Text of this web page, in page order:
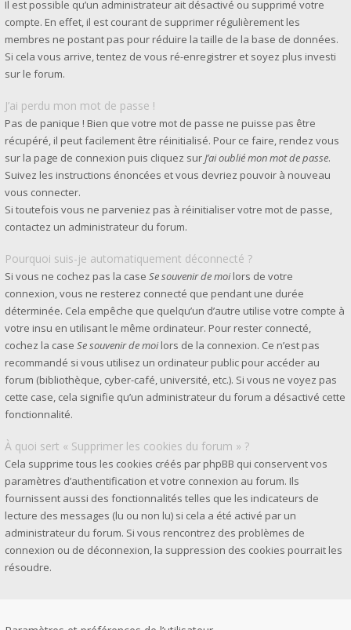
Il est possible qu’un administrateur ait désactivé ou supprimé votre
compte. En effet, il est courant de supprimer régulièrement les
membres ne postant pas pour réduire la taille de la base de données.
Si cela vous arrive, tentez de vous ré-enregistrer et soyez plus investi
sur le forum.
J’ai perdu mon mot de passe !
Pas de panique ! Bien que votre mot de passe ne puisse pas être
récupéré, il peut facilement être réinitialisé. Pour ce faire, rendez vous
sur la page de connexion puis cliquez surJ’ai oublié mon mot de passe.
Suivez les instructions énoncées et vous devriez pouvoir à nouveau
vous connecter.
Si toutefois vous ne parveniez pas à réinitialiser votre mot de passe,
contactez un administrateur du forum.
Pourquoi suis-je automatiquement déconnecté ?
Si vous ne cochez pas la case Se souvenir de moilors de votre
connexion, vous ne resterez connecté que pendant une durée
déterminée. Cela empêche que quelqu’un d’autre utilise votre compte à
votre insu en utilisant le même ordinateur. Pour rester connecté,
cochez la case Se souvenir de moilors de la connexion. Ce n’est pas
recommandé si vous utilisez un ordinateur public pour accéder au
forum (bibliothèque, cyber-café, université, etc.). Si vous ne voyez pas
cette case, cela signifie qu’un administrateur du forum a désactivé cette
fonctionnalité.
À quoi sert « Supprimer les cookies du forum » ?
Cela supprime tous les cookies créés par phpBB qui conservent vos
paramètres d’authentification et votre connexion au forum. Ils
fournissent aussi des fonctionnalités telles que les indicateurs de
lecture des messages (lu ou non lu) si cela a été activé par un
administrateur du forum. Si vous rencontrez des problèmes de
connexion ou de déconnexion, la suppression des cookies pourrait les
résoudre.